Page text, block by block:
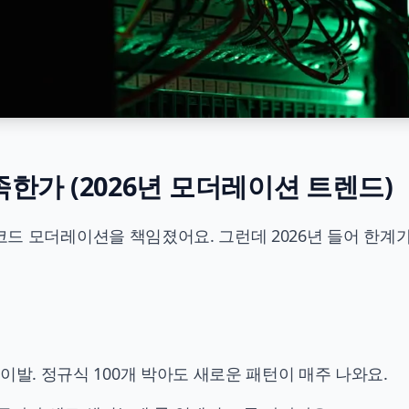
가 (2026년 모더레이션 트렌드)
드 모더레이션을 책임졌어요. 그런데 2026년 들어 한계
. 정규식 100개 박아도 새로운 패턴이 매주 나와요.